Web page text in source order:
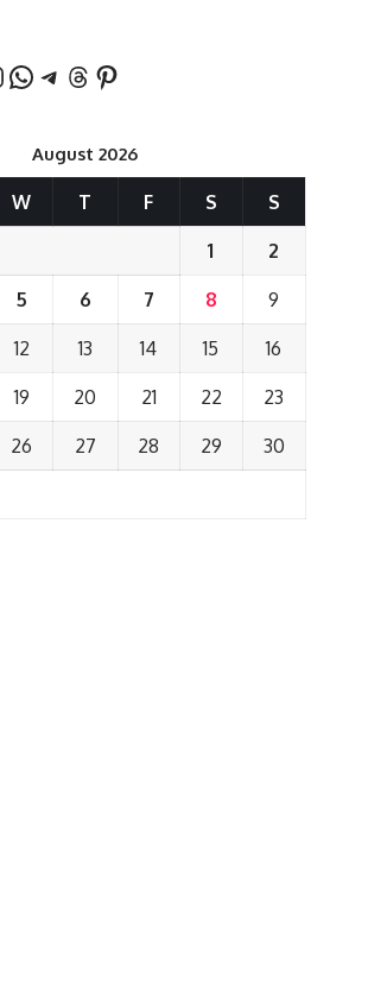
August 2026
W T F S S
1 2
5 6 7 8 9
12 13 14 15 16
19 20 21 22 23
26 27 28 29 30